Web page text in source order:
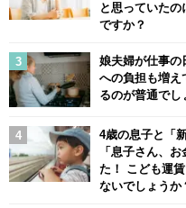
と思っていた
ですか？
娘夫婦が仕事の
への負担も増え
るのが普通でし
4歳の息子と「
「息子さん、
た！ こども運
ないでしょうか